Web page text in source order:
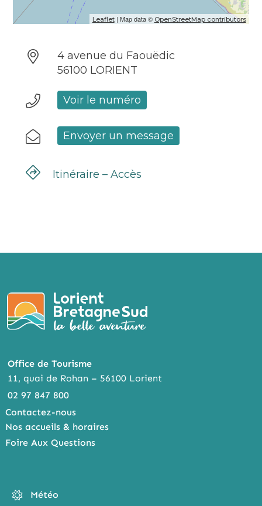
Leaflet| Map data © OpenStreetMap contributors
4 avenue du Faouëdic
56100 LORIENT
Voir le numéro
Envoyer un message
Itinéraire – Accès
Office de Tourisme
11, quai de Rohan – 56100 Lorient
02 97 847 800
Contactez-nous
Nos accueils & horaires
Foire Aux Questions
Météo